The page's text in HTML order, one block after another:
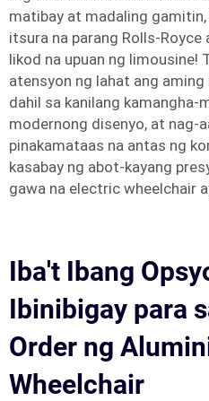
matibay at madaling
itsura na parang Rolls-
likod na upuan ng limousine!
atensyon ng lahat ang
dahil sa kanilang kamangha-
modernong disenyo, at nag-
pinakamataas na antas ng
kasabay ng abot-kayang
gawa na electric wheelchair
Iba't Ibang
Ibinibigay para
Order ng
Wheelchair